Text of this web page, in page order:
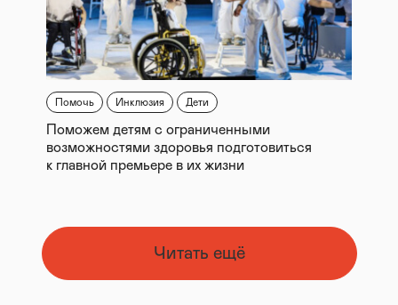
Помочь Инклюзия Дети
Поможем детям с ограниченными
возможностями здоровья подготовиться
к главной премьере в их жизни
Читать ещё